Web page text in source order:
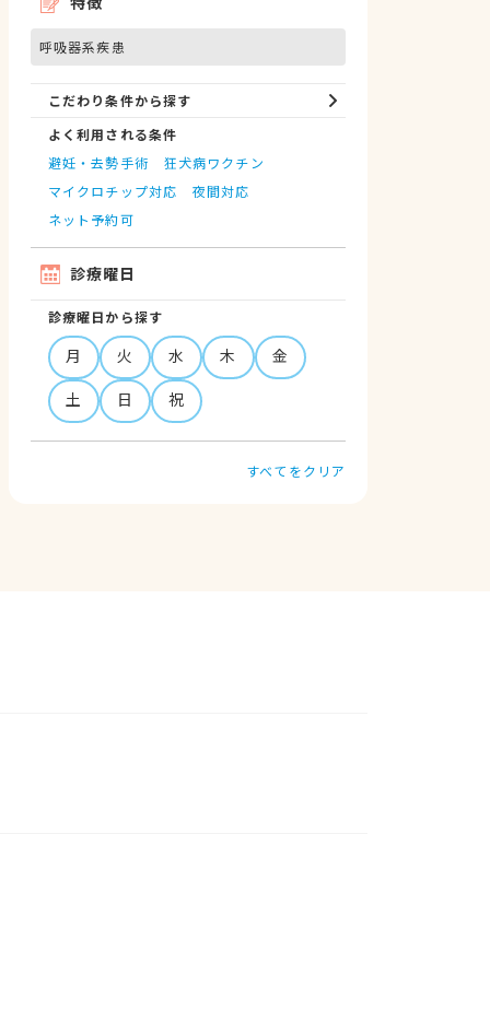
呼吸器系疾患
こだわり条件から探す
よく利用される条件
避妊・去勢手術
狂犬病ワクチン
マイクロチップ対応
夜間対応
ネット予約可
診療曜日
診療曜日から探す
月 火 水 木
金
土
日 祝
すべてをクリア